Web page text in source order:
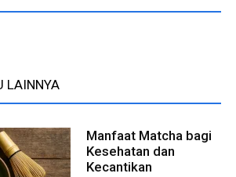
LAINNYA
Manfaat Matcha bagi
Kesehatan dan
Kecantikan